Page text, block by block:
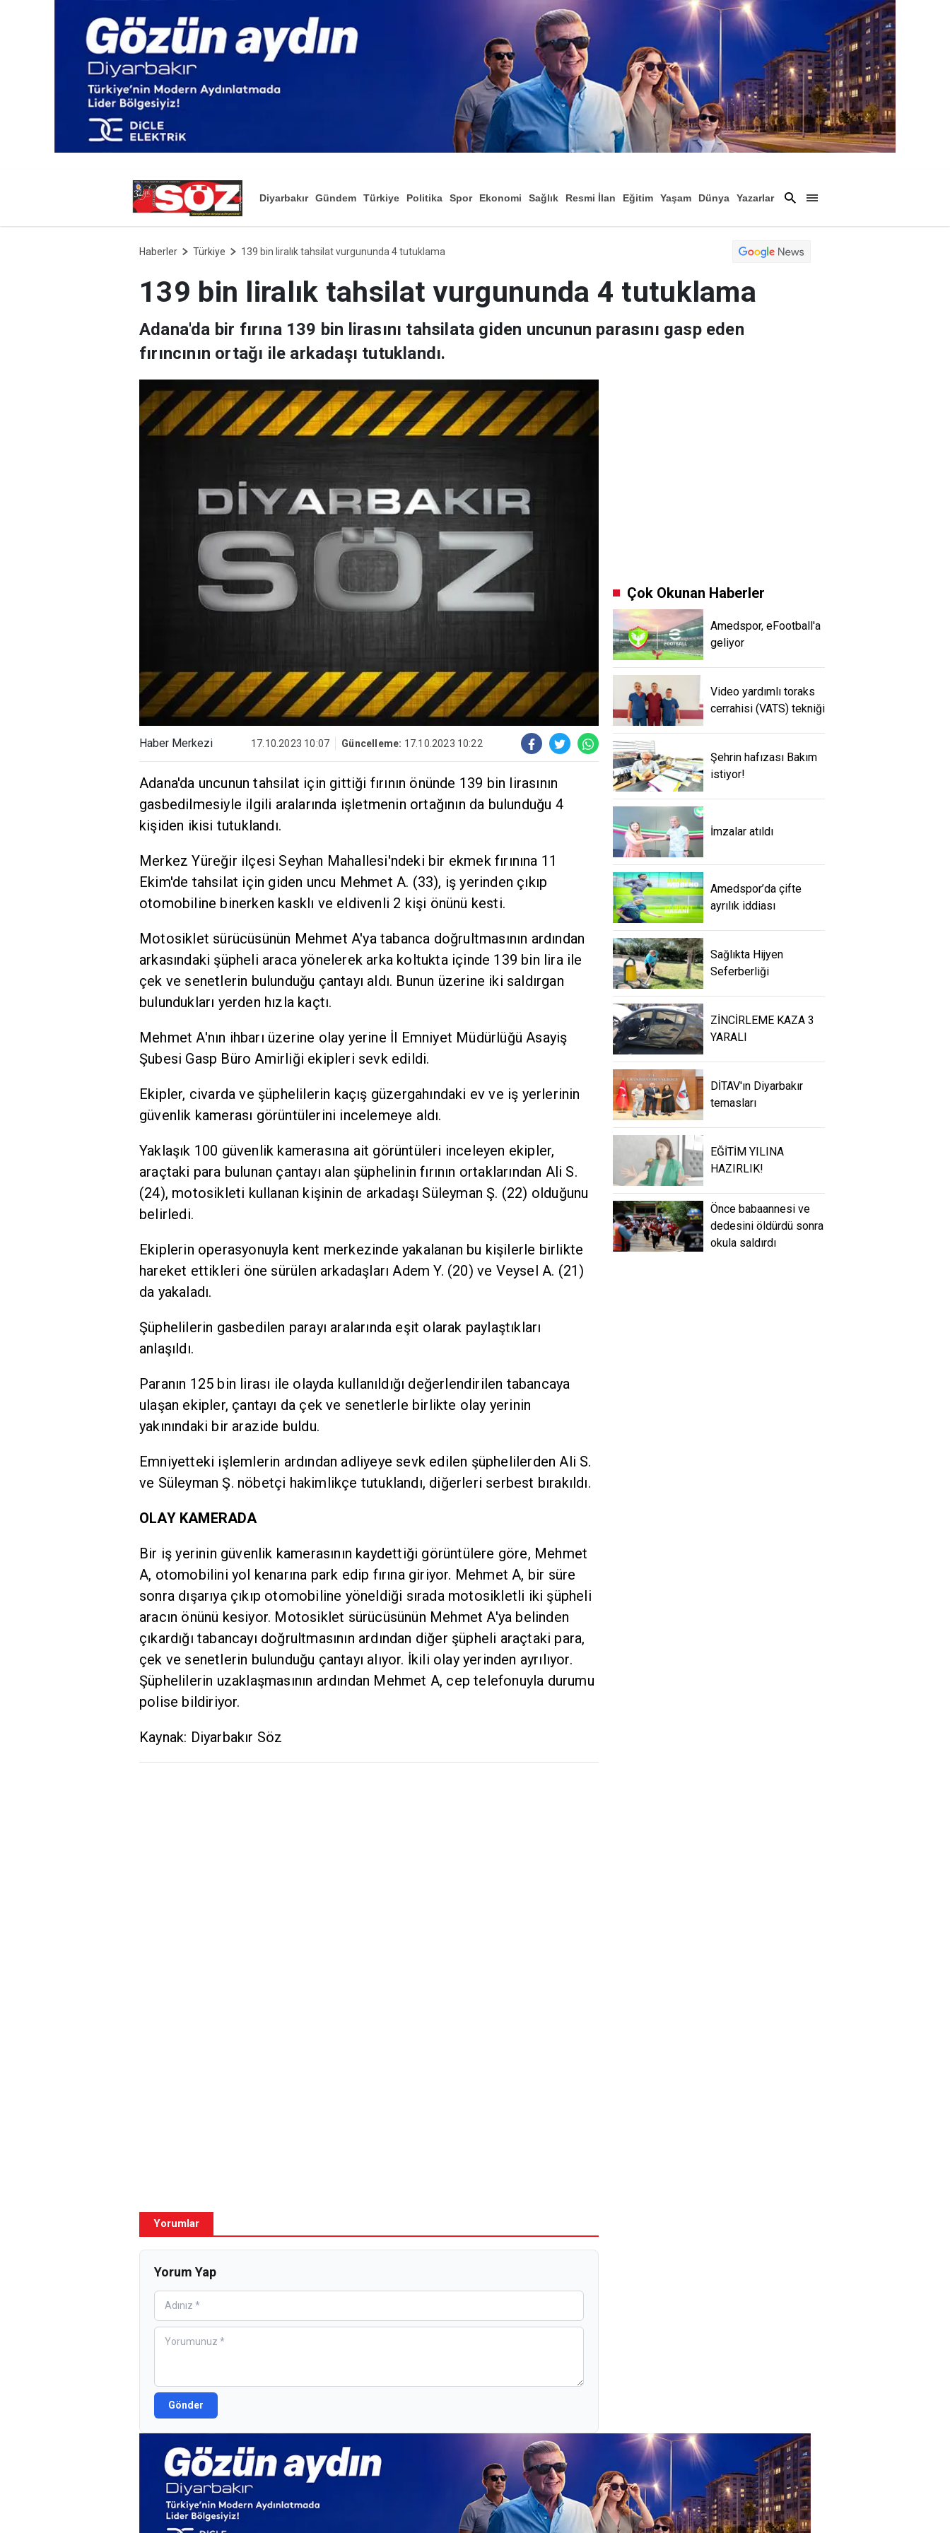
Diyarbakır Gündem Türkiye Politika Spor Ekonomi Sağlık Resmi İlan Eğitim Yaşam
Dünya
Yazarlar
Haberler Türkiye 139 bin liralık tahsilat vurgununda 4 tutuklama
139 bin liralık tahsilat vurgununda 4 tutuklama
Adana'da bir fırına 139 bin lirasını tahsilata giden uncunun parasını gasp eden
fırıncının ortağı ile arkadaşı tutuklandı.
Haber Merkezi 17.10.2023 10:07 Güncelleme: 17.10.2023 10:22
Adana'da uncunun tahsilat için gittiği fırının önünde 139 bin lirasının
gasbedilmesiyle ilgili aralarında işletmenin ortağının da bulunduğu 4
kişiden ikisi tutuklandı.
Merkez Yüreğir ilçesi Seyhan Mahallesi'ndeki bir ekmek fırınına 11
Ekim'de tahsilat için giden uncu Mehmet A. (33), iş yerinden çıkıp
otomobiline binerken kasklı ve eldivenli 2 kişi önünü kesti.
Motosiklet sürücüsünün Mehmet A'ya tabanca doğrultmasının ardından
arkasındaki şüpheli araca yönelerek arka koltukta içinde 139 bin lira ile
çek ve senetlerin bulunduğu çantayı aldı. Bunun üzerine iki saldırgan
bulundukları yerden hızla kaçtı.
Mehmet A'nın ihbarı üzerine olay yerine İl Emniyet Müdürlüğü Asayiş
Şubesi Gasp Büro Amirliği ekipleri sevk edildi.
Ekipler, civarda ve şüphelilerin kaçış güzergahındaki ev ve iş yerlerinin
güvenlik kamerası görüntülerini incelemeye aldı.
Yaklaşık 100 güvenlik kamerasına ait görüntüleri inceleyen ekipler,
araçtaki para bulunan çantayı alan şüphelinin fırının ortaklarından Ali S.
(24), motosikleti kullanan kişinin de arkadaşı Süleyman Ş. (22) olduğunu
belirledi.
Ekiplerin operasyonuyla kent merkezinde yakalanan bu kişilerle birlikte
hareket ettikleri öne sürülen arkadaşları Adem Y. (20) ve Veysel A. (21)
da yakaladı.
Şüphelilerin gasbedilen parayı aralarında eşit olarak paylaştıkları
anlaşıldı.
Paranın 125 bin lirası ile olayda kullanıldığı değerlendirilen tabancaya
ulaşan ekipler, çantayı da çek ve senetlerle birlikte olay yerinin
yakınındaki bir arazide buldu.
Emniyetteki işlemlerin ardından adliyeye sevk edilen şüphelilerden Ali S.
ve Süleyman Ş. nöbetçi hakimlikçe tutuklandı, diğerleri serbest bırakıldı.
OLAY KAMERADA
Bir iş yerinin güvenlik kamerasının kaydettiği görüntülere göre, Mehmet
A, otomobilini yol kenarına park edip fırına giriyor. Mehmet A, bir süre
sonra dışarıya çıkıp otomobiline yöneldiği sırada motosikletli iki şüpheli
aracın önünü kesiyor. Motosiklet sürücüsünün Mehmet A'ya belinden
çıkardığı tabancayı doğrultmasının ardından diğer şüpheli araçtaki para,
çek ve senetlerin bulunduğu çantayı alıyor. İkili olay yerinden ayrılıyor.
Şüphelilerin uzaklaşmasının ardından Mehmet A, cep telefonuyla durumu
polise bildiriyor.
Kaynak: Diyarbakır Söz
Yorumlar
Yorum Yap
Gönder
Çok Okunan Haberler
Amedspor, eFootball'a
geliyor
Video yardımlı toraks
cerrahisi (VATS) tekniği
Şehrin hafızası Bakım
istiyor!
İmzalar atıldı
Amedspor’da çifte
ayrılık iddiası
Sağlıkta Hijyen
Seferberliği
ZİNCİRLEME KAZA 3
YARALI
DİTAV'ın Diyarbakır
temasları
EĞİTİM YILINA
HAZIRLIK!
Önce babaannesi ve
dedesini öldürdü sonra
okula saldırdı